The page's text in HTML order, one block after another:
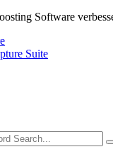
Software
Suite